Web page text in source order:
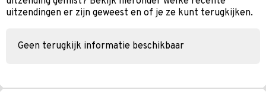
uitzendingen er zijn geweest en of je ze kunt terugkijken.
Geen terugkijk informatie beschikbaar